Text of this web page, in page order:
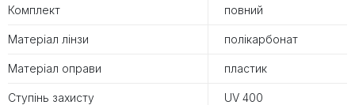
Комплект повний
Матеріал лінзи полікарбонат
Матеріал оправи пластик
Ступінь захисту UV 400